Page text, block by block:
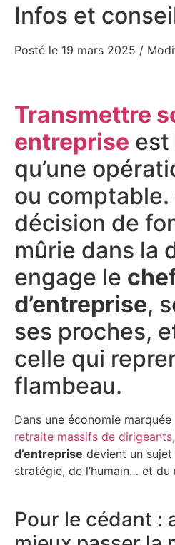
Infos et
Posté le 19 mars 2025 /
Transmettre
entreprise est
qu’une
ou comptable.
décision de
mûrie dans la
engage le
d’entreprise,
ses proches,
celle qui
flambeau.
Dans une économie marquée
retraite massifs de dirigeants
d’entreprise devient un
stratégie, de l’humain… et du
Pour le cédant :